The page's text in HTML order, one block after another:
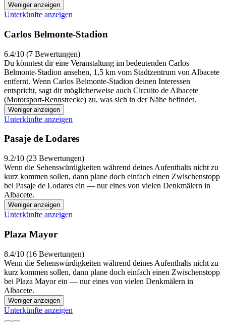
Weniger anzeigen
Unterkünfte anzeigen
Carlos Belmonte-Stadion
6.4/10 (7 Bewertungen)
Du könntest dir eine Veranstaltung im bedeutenden Carlos
Belmonte-Stadion ansehen, 1,5 km vom Stadtzentrum von Albacete
entfernt. Wenn Carlos Belmonte-Stadion deinen Interessen
entspricht, sagt dir möglicherweise auch Circuito de Albacete
(Motorsport-Rennstrecke) zu, was sich in der Nähe befindet.
Weniger anzeigen
Unterkünfte anzeigen
Pasaje de Lodares
9.2/10 (23 Bewertungen)
Wenn die Sehenswürdigkeiten während deines Aufenthalts nicht zu
kurz kommen sollen, dann plane doch einfach einen Zwischenstopp
bei Pasaje de Lodares ein — nur eines von vielen Denkmälern in
Albacete.
Weniger anzeigen
Unterkünfte anzeigen
Plaza Mayor
8.4/10 (16 Bewertungen)
Wenn die Sehenswürdigkeiten während deines Aufenthalts nicht zu
kurz kommen sollen, dann plane doch einfach einen Zwischenstopp
bei Plaza Mayor ein — nur eines von vielen Denkmälern in
Albacete.
Weniger anzeigen
Unterkünfte anzeigen